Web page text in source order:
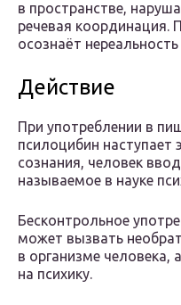
в пространстве,
речевая координация.
осознаёт
Действие
При употреблении в
псилоцибин
сознания, человек
называемое в науке
Бесконтрольное
может вызвать
в организме человека,
на психику.